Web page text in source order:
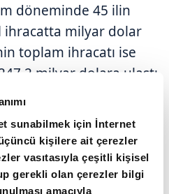
sunabilmek için İnternet
kişilere ait çerezler
vasıtasıyla çeşitli kişisel
gerekli olan çerezler bilgi
amacıyla
döneminde 45 ilin
ihracatta milyar dolar
toplam ihracatı ise
milyar dolara ulaştı.
ve dış ticaret
bir kez daha ortaya
öne çıkan iller İstanbul,